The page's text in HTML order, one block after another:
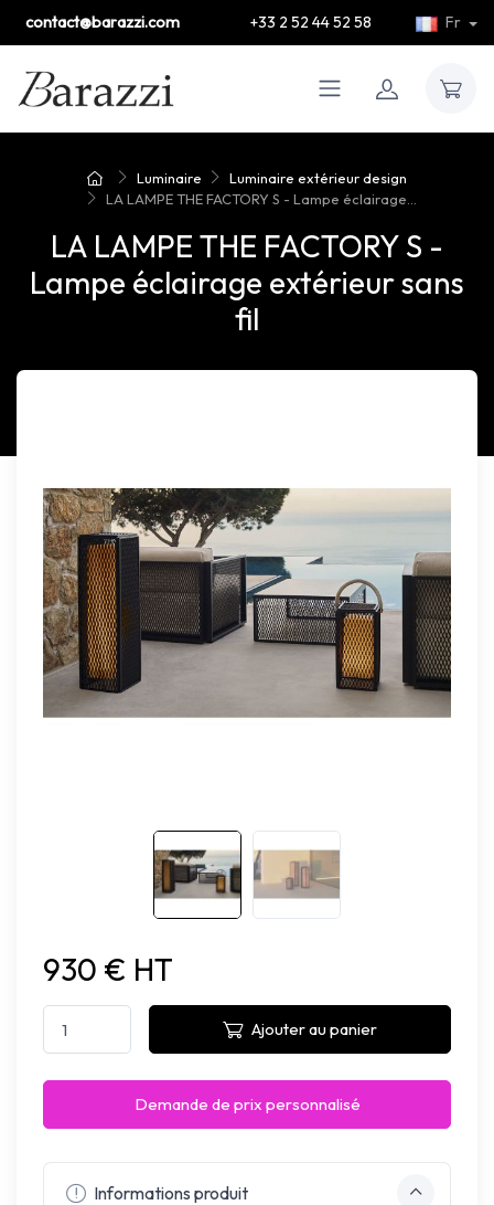
contact@barazzi.com +33 2 52 44 52 58 Fr
Luminaire
Luminaire extérieur design
LA LAMPE THE FACTORY S - Lampe éclairage...
LA LAMPE THE FACTORY S -
Lampe éclairage extérieur sans
fil
930 € HT
Ajouter au panier
Demande de prix personnalisé
Informations produit